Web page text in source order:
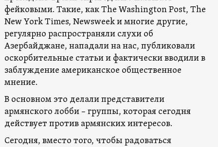
фейковыми. Такие, как The Washington Post, The
New York Times, Newsweek и многие другие,
регулярно распространяли слухи об
Азербайджане, нападали на нас, публиковали
оскорбительные статьи и фактически вводили в
заблуждение американское общественное
мнение.
В основном это делали представители
армянского лобби – группы, которая сегодня
действует против армянских интересов.
Сегодня, вместо того, чтобы радоваться